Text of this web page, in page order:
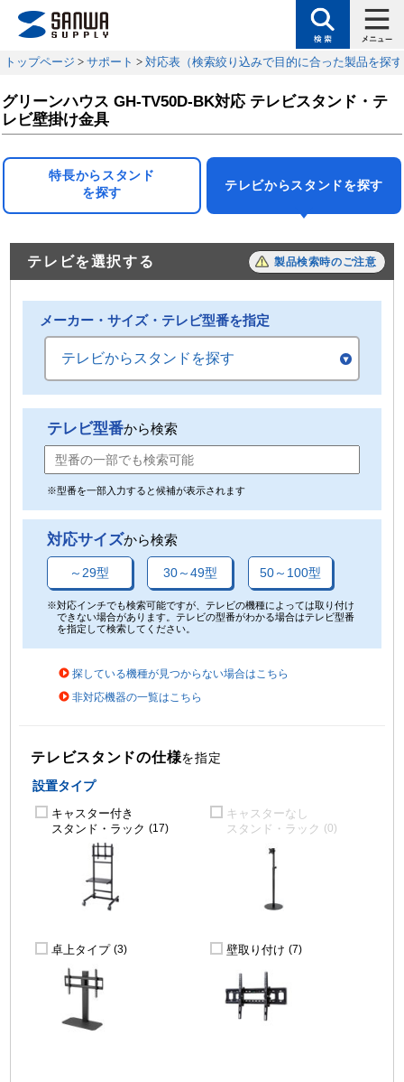
トップページ > サポート > 対応表（検索絞り込みで目的に合った製品を探
グリーンハウス GH-TV50D-BK対応 テレビスタンド・テ
レビ壁掛け金具
特長からスタンド
を探す
テレビからスタンドを探す
テレビを選択する 製品検索時のご注意
メーカー・サイズ・テレビ型番を指定
テレビからスタンドを探す
テレビ型番から検索
※型番を一部入力すると候補が表示されます
対応サイズから検索
～29型 30～49型 50～100型
※対応インチでも検索可能ですが、テレビの機種によっては取り付け
できない場合があります。テレビの型番がわかる場合はテレビ型番
を指定して検索してください。
探している機種が見つからない場合はこちら
非対応機器の一覧はこちら
テレビスタンドの仕様を指定
設置タイプ
キャスター付き
スタンド・ラック (17)
キャスターなし
スタンド・ラック (0)
卓上タイプ (3) 壁取り付け (7)